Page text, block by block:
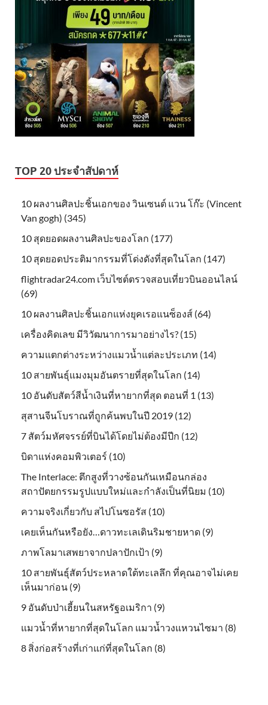
TOP 20 ประจำสัปดาห์
10 ผลงานศิลปะชิ้นเอกของ วินเซนต์ แวน โก๊ะ (Vincent
Van gogh) (345)
10 สุดยอดผลงานศิลปะของโลก (177)
10 สุดยอดประติมากรรมที่โด่งดังที่สุดในโลก (147)
flightradar24.com เว็บไซต์ตรวจสอบเที่ยวบินออนไลน์
(69)
10 ผลงานศิลปะชิ้นเอกแห่งยุคเรอแนซ็องส์ (64)
เครื่องคิดเลข มีวิวัฒนาการมาอย่างไร? (15)
ความแตกต่างระหว่างแมวน้ำแต่ละประเภท (14)
10 สายพันธุ์แมงมุมอันตรายที่สุดในโลก (14)
10 อันดับสัตว์สีน้ำเงินที่หายากที่สุด ตอนที่ 1 (13)
สุสานจีนโบราณที่ถูกค้นพบในปี 2019 (12)
7 สัตว์มหัศจรรย์ที่บินได้โดยไม่ต้องมีปีก (12)
บิดาแห่งคอมพิวเตอร์ (10)
The Interlace: ตึกสูงที่วางซ้อนกันเหมือนกล่อง
สถาปัตยกรรมรูปแบบใหม่และกำลังเป็นที่นิยม (10)
ความจริงเกี่ยวกับ สไปโนซอรัส (10)
เคยเห็นกันหรือยัง…ดาวทะเลเดินริมชายหาด (9)
ภาพโลมาเสพยาจากปลาปักเป้า (9)
10 สายพันธุ์สัตว์ประหลาดใต้ทะเลลึก ที่คุณอาจไม่เคย
เห็นมาก่อน (9)
9 อันดับป่าเฮี้ยนในสหรัฐอเมริกา (9)
แมวน้ำที่หายากที่สุดในโลก แมวน้ำวงแหวนไซมา (8)
8 สิ่งก่อสร้างที่เก่าแก่ที่สุดในโลก (8)